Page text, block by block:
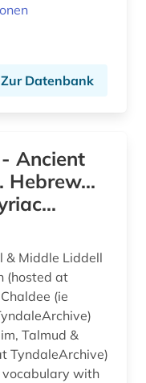
Zur Datenbank
Hebrew...
(hosted at
Talmud &
vocabulary with